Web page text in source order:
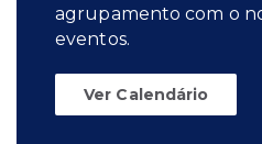
agrupamento com o
eventos.
Ver Calendário